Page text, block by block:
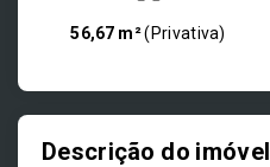
56,67 m²( Privativa)
Descrição do imóvel